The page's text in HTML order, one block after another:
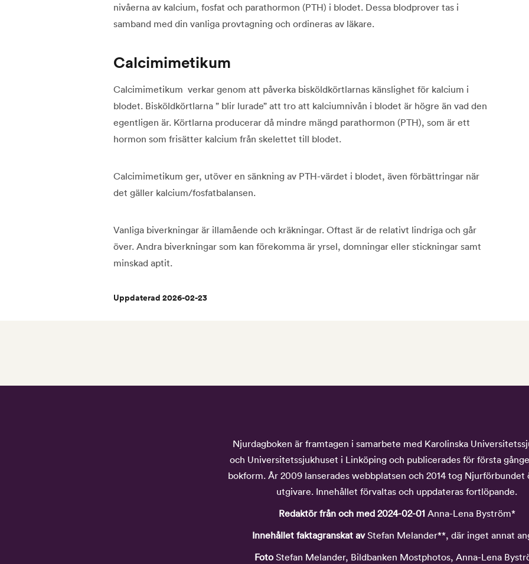
nivåerna av kalcium, fosfat och parathormon (PTH) i blodet. Dessa blodprover tas i
samband med din vanliga provtagning och ordineras av läkare.
Calcimimetikum
Calcimimetikum verkar genom att påverka bisköldkörtlarnas känslighet för kalcium i
blodet. Bisköldkörtlarna ” blir lurade” att tro att kalciumnivån i blodet är högre än vad den
egentligen är. Körtlarna producerar då mindre mängd parathormon (PTH), som är ett
hormon som frisätter kalcium från skelettet till blodet.
Calcimimetikum ger, utöver en sänkning av PTH-värdet i blodet, även förbättringar när
det gäller kalcium/fosfatbalansen.
Vanliga biverkningar är illamående och kräkningar. Oftast är de relativt lindriga och går
över. Andra biverkningar som kan förekomma är yrsel, domningar eller stickningar samt
minskad aptit.
Uppdaterad 2026-02-23
Njurdagboken är framtagen i samarbete med Karolinska
och Universitetssjukhuset i Linköping och publicerades för första
bokform. År 2009 lanserades webbplatsen och 2014 tog Njurförbundet
utgivare. Innehållet förvaltas och uppdateras fortlöpande.
Redaktör från och med 2024-02-01Anna-Lena Byström*
Innehållet faktagranskat avStefan Melander**, där inget annat
FotoStefan Melander, Bildbanken Mostphotos, Anna-Lena